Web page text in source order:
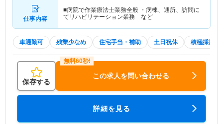
仕事内容
■病院で作業療法士業務全般 ・病棟、通所、訪問に
てリハビリテーション業務 など
車通勤可 残業少なめ 住宅手当・補助 土日祝休 積極採用中
保存する
この求人を問い合わせる
詳細を見る